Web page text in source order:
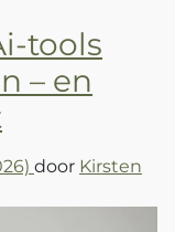
tools
– en
door Kirsten